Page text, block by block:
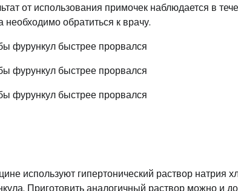
от использования примочек наблюдается в
обратиться к врачу.
используют гипертонический раствор натрия
Приготовить аналогичный раствор можно и